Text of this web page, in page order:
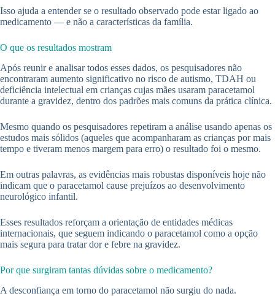
Isso ajuda a entender se o resultado observado pode estar ligado ao
medicamento — e não a características da família.
O que os resultados mostram
Após reunir e analisar todos esses dados, os pesquisadores não
encontraram aumento significativo no risco de autismo, TDAH ou
deficiência intelectual em crianças cujas mães usaram paracetamol
durante a gravidez, dentro dos padrões mais comuns da prática clínica.
Mesmo quando os pesquisadores repetiram a análise usando apenas os
estudos mais sólidos (aqueles que acompanharam as crianças por mais
tempo e tiveram menos margem para erro) o resultado foi o mesmo.
Em outras palavras, as evidências mais robustas disponíveis hoje não
indicam que o paracetamol cause prejuízos ao desenvolvimento
neurológico infantil.
Esses resultados reforçam a orientação de entidades médicas
internacionais, que seguem indicando o paracetamol como a opção
mais segura para tratar dor e febre na gravidez.
Por que surgiram tantas dúvidas sobre o medicamento?
A desconfiança em torno do paracetamol não surgiu do nada.